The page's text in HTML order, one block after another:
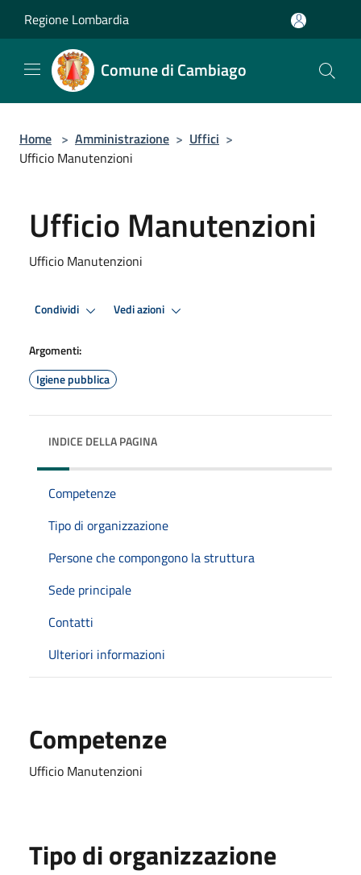
Regione Lombardia
Comune di Cambiago
Home > Amministrazione > Uffici >
Ufficio Manutenzioni
Ufficio Manutenzioni
Ufficio Manutenzioni
Condividi Vedi azioni
Argomenti:
Igiene pubblica
INDICE DELLA PAGINA
Competenze
Tipo di organizzazione
Persone che compongono la struttura
Sede principale
Contatti
Ulteriori informazioni
Competenze
Ufficio Manutenzioni
Tipo di organizzazione